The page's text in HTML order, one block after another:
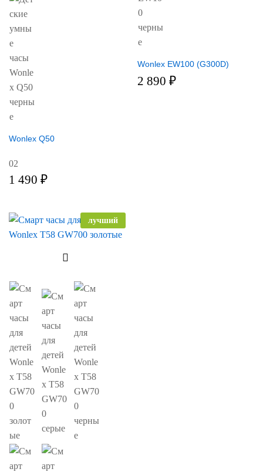
Wonlex Q50
из 5
02
1 490 ₽
Wonlex EW100 (G300D)
2 890 ₽
лучший